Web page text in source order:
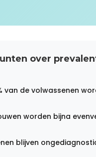
over
van de volwassenen
worden bijna
blijven